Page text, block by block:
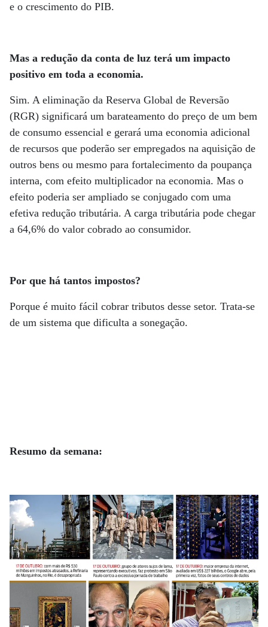
e o crescimento do PIB.
Mas a redução da conta de luz terá um impacto
positivo em toda a economia.
Sim. A eliminação da Reserva Global de Reversão
(RGR) significará um barateamento do preço de um bem
de consumo essencial e gerará uma economia adicional
de recursos que poderão ser empregados na aquisição de
outros bens ou mesmo para fortalecimento da poupança
interna, com efeito multiplicador na economia. Mas o
efeito poderia ser ampliado se conjugado com uma
efetiva redução tributária. A carga tributária pode chegar
a 64,6% do valor cobrado ao consumidor.
Por que há tantos impostos?
Porque é muito fácil cobrar tributos desse setor. Trata-se
de um sistema que dificulta a sonegação.
Resumo da semana: